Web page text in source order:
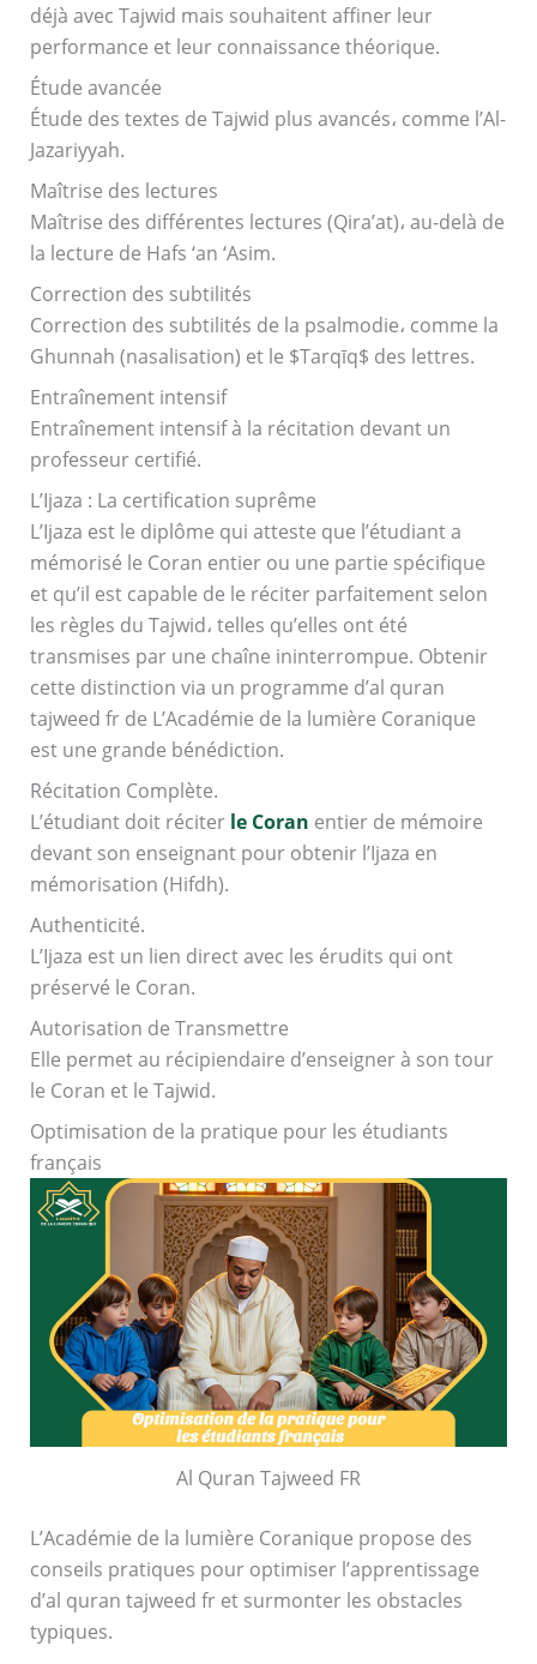
déjà avec Tajwid mais souhaitent affiner leur
performance et leur connaissance théorique.
Étude avancée
Étude des textes de Tajwid plus avancés، comme l’Al-
Jazariyyah.
Maîtrise des lectures
Maîtrise des différentes lectures (Qira’at)، au-delà de
la lecture de Hafs ‘an ‘Asim.
Correction des subtilités
Correction des subtilités de la psalmodie، comme la
Ghunnah (nasalisation) et le $Tarqīq$ des lettres.
Entraînement intensif
Entraînement intensif à la récitation devant un
professeur certifié.
L’Ijaza : La certification suprême
L’Ijaza est le diplôme qui atteste que l’étudiant a
mémorisé le Coran entier ou une partie spécifique
et qu’il est capable de le réciter parfaitement selon
les règles du Tajwid، telles qu’elles ont été
transmises par une chaîne ininterrompue. Obtenir
cette distinction via un programme d’al quran
tajweed fr de L’Académie de la lumière Coranique
est une grande bénédiction.
Récitation Complète.
L’étudiant doit réciter le Coran entier de mémoire
devant son enseignant pour obtenir l’Ijaza en
mémorisation (Hifdh).
Authenticité.
L’Ijaza est un lien direct avec les érudits qui ont
préservé le Coran.
Autorisation de Transmettre
Elle permet au récipiendaire d’enseigner à son tour
le Coran et le Tajwid.
Optimisation de la pratique pour les étudiants
français
Al Quran Tajweed FR
L’Académie de la lumière Coranique propose des
conseils pratiques pour optimiser l’apprentissage
d’al quran tajweed fr et surmonter les obstacles
typiques.